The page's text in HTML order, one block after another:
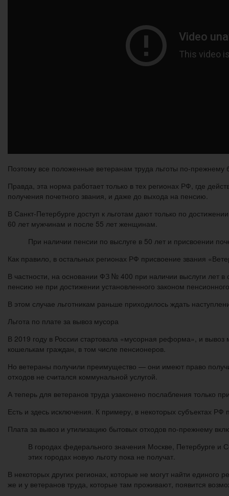
Поэтому все положенные ветеранам труда льготы по-прежнему
Правда, эта норма работает только в тех регионах РФ, где
получения почетного звания, и даже до выхода на пенсию.
В Санкт-Петербурге доступ к льготам дают только по
60 лет мужчинам и после 55 лет женщинам.
При наличии пенсии по выслуге в 50 лет и присвоении
Как правило, в остальных регионах РФ присвоение звания
В частности, на основании ФЗ № 400 при наличии выслуги
пенсию не при достижении установленного законом
В этом случае льготникам раньше приходилось ждать
Льгота по плате за вывоз мусора
В 2019 году в России стартовала «мусорная реформа», и
кошелькам граждан, в том числе пенсионеров.
Но ветераны получили преимущество — они имеют право
отходов не считался коммунальной услугой.
А теперь для ветеранов труда узаконено послабления только
Есть и здесь исключения. К примеру, в некоторых субъектах
Плата за вывоз и утилизацию бытовых отходов по-прежнему
В городах федерального значения Москве, Петербурге
этих городах новую льготу пока не получат.
В некоторых других регионах, которые не могут найти
же и у ветеранов труда, которые там проживают, появится